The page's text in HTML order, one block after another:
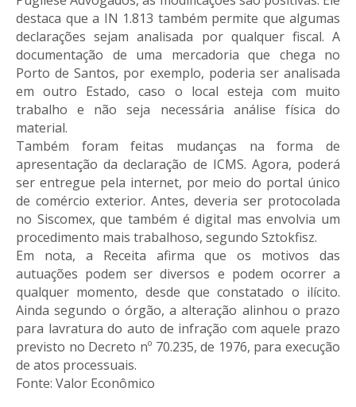
destaca que a IN 1.813 também permite que algumas
declarações sejam analisada por qualquer fiscal. A
documentação de uma mercadoria que chega no
Porto de Santos, por exemplo, poderia ser analisada
em outro Estado, caso o local esteja com muito
trabalho e não seja necessária análise física do
material.
Também foram feitas mudanças na forma de
apresentação da declaração de ICMS. Agora, poderá
ser entregue pela internet, por meio do portal único
de comércio exterior. Antes, deveria ser protocolada
no Siscomex, que também é digital mas envolvia um
procedimento mais trabalhoso, segundo Sztokfisz.
Em nota, a Receita afirma que os motivos das
autuações podem ser diversos e podem ocorrer a
qualquer momento, desde que constatado o ilícito.
Ainda segundo o órgão, a alteração alinhou o prazo
para lavratura do auto de infração com aquele prazo
previsto no Decreto nº 70.235, de 1976, para execução
de atos processuais.
Fonte: Valor Econômico